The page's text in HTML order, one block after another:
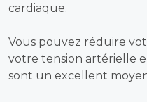
cardiaque.
Vous pouvez réduire
votre tension artérielle
sont un excellent